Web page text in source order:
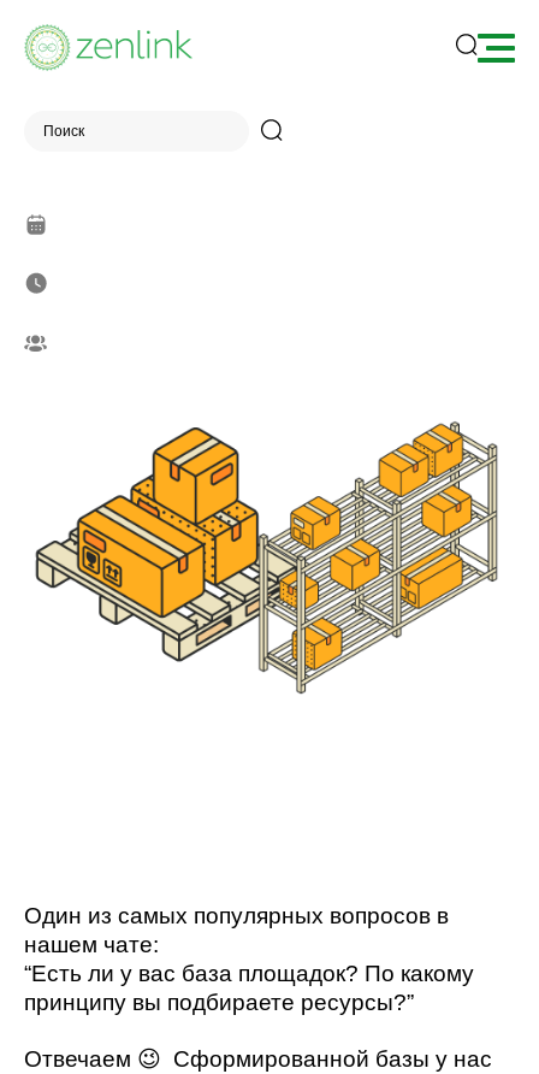
Один из самых популярных вопросов в
нашем чате:
“Есть ли у вас база площадок? По какому
принципу вы подбираете ресурсы?”
Отвечаем 😉 Сформированной базы у нас